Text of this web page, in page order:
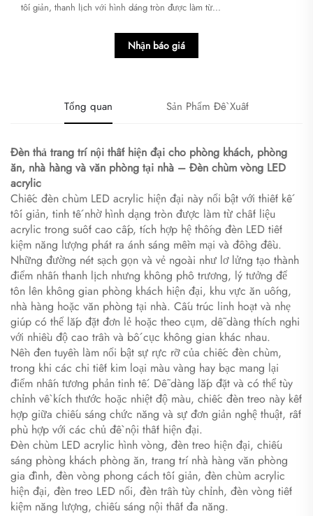
tối giản, thanh lịch với hình dáng tròn được làm từ...
Nhận báo giá
Tổng quan Sản Phẩm Đề Xuất
Đèn thả trang trí nội thất hiện đại cho phòng khách, phòng
ăn, nhà hàng và văn phòng tại nhà – Đèn chùm vòng LED
acrylic
Chiếc đèn chùm LED acrylic hiện đại này nổi bật với thiết kế
tối giản, tinh tế nhờ hình dạng tròn được làm từ chất liệu
acrylic trong suốt cao cấp, tích hợp hệ thống đèn LED tiết
kiệm năng lượng phát ra ánh sáng mềm mại và đồng đều.
Những đường nét sạch gọn và vẻ ngoài như lơ lửng tạo thành
điểm nhấn thanh lịch nhưng không phô trương, lý tưởng để
tôn lên không gian phòng khách hiện đại, khu vực ăn uống,
nhà hàng hoặc văn phòng tại nhà. Cấu trúc linh hoạt và nhẹ
giúp có thể lắp đặt đơn lẻ hoặc theo cụm, dễ dàng thích nghi
với nhiều độ cao trần và bố cục không gian khác nhau.
Nền đen tuyền làm nổi bật sự rực rỡ của chiếc đèn chùm,
trong khi các chi tiết kim loại màu vàng hay bạc mang lại
điểm nhấn tương phản tinh tế. Dễ dàng lắp đặt và có thể tùy
chỉnh về kích thước hoặc nhiệt độ màu, chiếc đèn treo này kết
hợp giữa chiếu sáng chức năng và sự đơn giản nghệ thuật, rất
phù hợp với các chủ đề nội thất hiện đại.
Đèn chùm LED acrylic hình vòng, đèn treo hiện đại, chiếu
sáng phòng khách phòng ăn, trang trí nhà hàng văn phòng
gia đình, đèn vòng phong cách tối giản, đèn chùm acrylic
hiện đại, đèn treo LED nổi, đèn trần tùy chỉnh, đèn vòng tiết
kiệm năng lượng, chiếu sáng nội thất đa năng.